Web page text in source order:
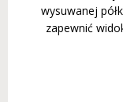
wysuwanej
zapewnić